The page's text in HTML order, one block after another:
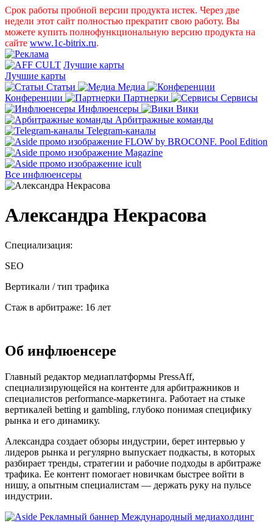
Срок работы пробной версии продукта истек. Через две
недели этот сайт полностью прекратит свою работу. Вы
можете купить полнофункциональную версию продукта на
сайте www.1c-bitrix.ru.
Лучшие карты
Лучшие карты
Статьи
Медиа
Конференции
Партнерки
Сервисы
Инфлюенсеры
Вики
Арбитражные команды
Telegram-каналы
Все инфлюенсеры
Александра Некрасова
Специализация:
SEO
Вертикали / тип трафика
Стаж в арбитраже: 16 лет
Об инфлюенсере
Главный редактор медиаплатформы PressAff,
специализирующейся на контенте для арбитражников и
специалистов performance-маркетинга. Работает на стыке
вертикалей betting и gambling, глубоко понимая специфику
рынка и его динамику.
Александра создает обзоры индустрии, берет интервью у
лидеров рынка и регулярно выпускает подкасты, в которых
разбирает тренды, стратегии и рабочие подходы в арбитраже
трафика. Ее контент помогает новичкам быстрее войти в
нишу, а опытным специалистам — держать руку на пульсе
индустрии.